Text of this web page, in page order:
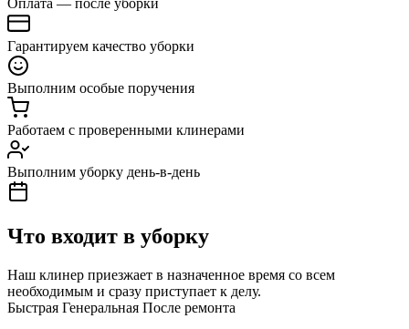
Оплата — после уборки
Гарантируем качество уборки
Выполним особые поручения
Работаем с проверенными клинерами
Выполним уборку день-в-день
Что входит в уборку
Наш клинер приезжает в назначенное время со всем
необходимым и сразу приступает к делу.
Быстрая Генеральная После ремонта